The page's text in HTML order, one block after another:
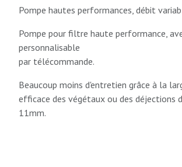
Pompe hautes performances, débit
Pompe pour filtre haute performance,
personnalisable
par télécommande.
Beaucoup moins d'entretien grâce à la
efficace des végétaux ou des déjections
11mm.